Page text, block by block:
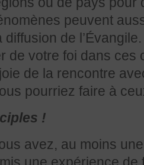
peuvent
de
de votre foi dans ces
de la rencontre
pourriez faire à
!
avez, au moins